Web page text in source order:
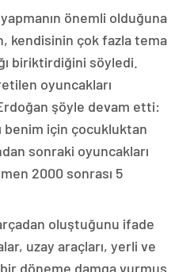
önemli olduğuna
kendisinin çok fazla tema
biriktirdiğini söyledi.
oyuncakları
şöyle devam etti:
benim için çocukluktan
sonraki oyuncakları
2000 sonrası 5
oluştuğunu ifade
uzay araçları, yerli ve
döneme damga vurmuş